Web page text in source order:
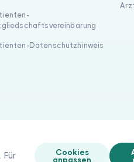
Für
Cookies
anpassen
Datenschutzhinweis